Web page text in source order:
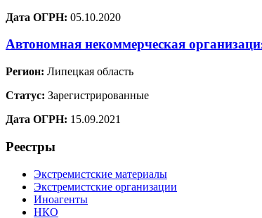
Дата ОГРН: 05.10.2020
Автономная некоммерческая
Регион: Липецкая область
Статус: Зарегистрированные
Дата ОГРН: 15.09.2021
Реестры
Экстремистские материалы
Экстремистские организации
Иноагенты
НКО